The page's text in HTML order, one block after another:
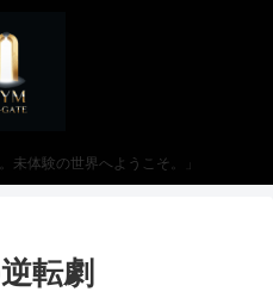
未体験の世界へようこそ。」
転劇